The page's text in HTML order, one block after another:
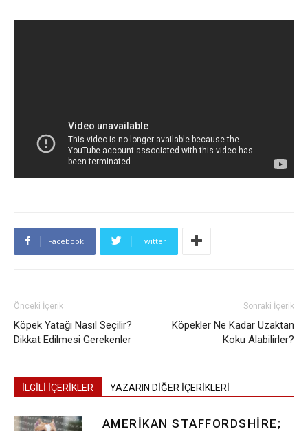
Facebook Twitter
Önceki İçerik
Köpek Yatağı Nasıl Seçilir?
Dikkat Edilmesi Gerekenler
Sonraki İçerik
Köpekler Ne Kadar Uzaktan
Koku Alabilirler?
İLGİLİ İÇERİKLER YAZARIN DİĞER İÇERİKLERİ
AMERIKAN STAFFORDSHIRE;